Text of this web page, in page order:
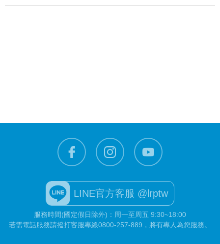
LINE官方客服 @lrptw
服務時間(國定假日除外)：周一至周五 9:30~18:00
若需電話服務請撥打客服專線0800-257-889 ，將有專人為您服務。